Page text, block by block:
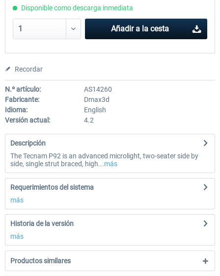
Disponible como descarga inmediata
Añadir a la cesta
Recordar
N.º artículo:
AS14260
Fabricante:
Dmax3d
Idioma:
English
Versión actual:
4.2
Descripción
The Tecnam P92 is an advanced microlight, two-seater side by
side, single strut braced, high...más
Requerimientos del sistema
más
Historia de la versión
más
Productos similares